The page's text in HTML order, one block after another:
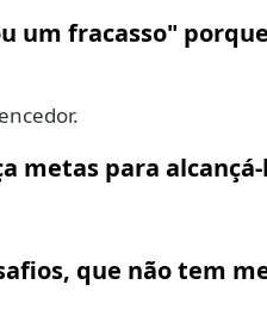
um fracasso"
metas para
que não tem